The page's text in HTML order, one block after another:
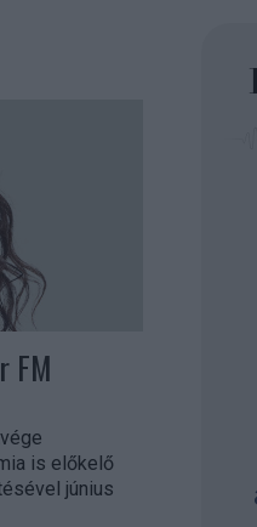
FM
is előkelő
június